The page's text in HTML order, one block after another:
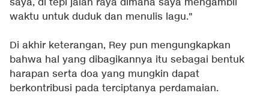
saya, di tepi jalan raya dimana saya mengambil
waktu untuk duduk dan menulis lagu."
Di akhir keterangan, Rey pun mengungkapkan
bahwa hal yang dibagikannya itu sebagai bentuk
harapan serta doa yang mungkin dapat
berkontribusi pada terciptanya perdamaian.